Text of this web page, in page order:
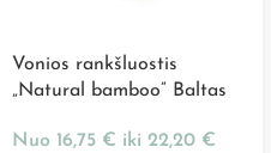
Vonios rankšluostis
„Natural bamboo” Baltas
Nuo 16,75 € iki 22,20 €